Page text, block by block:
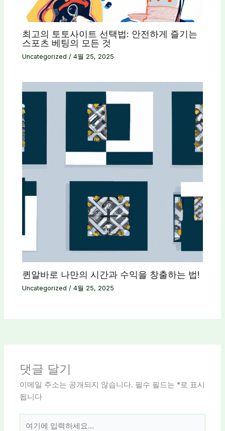
최고의 토토사이트 선택법: 안전하게 즐기는
스포츠 베팅의 모든 것
Uncategorized /4월 25, 2025
퀸알바로 나만의 시간과 수익을 창출하는 법!
Uncategorized /4월 25, 2025
댓글 달기
이메일 주소는 공개되지 않습니다. 필수 필드는*로 표시
됩니다